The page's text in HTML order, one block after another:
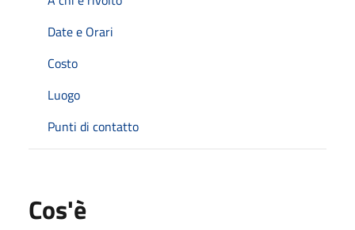
Date e Orari
Costo
Luogo
Punti di contatto
Cos'è